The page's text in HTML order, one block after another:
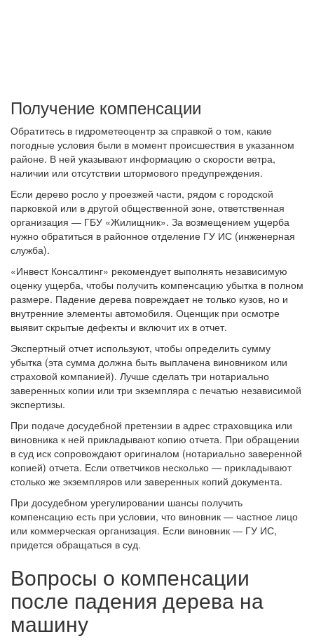
Получение компенсации
Обратитесь в гидрометеоцентр за справкой о том, какие
погодные условия были в момент происшествия в указанном
районе. В ней указывают информацию о скорости ветра,
наличии или отсутствии штормового предупреждения.
Если дерево росло у проезжей части, рядом с городской
парковкой или в другой общественной зоне, ответственная
организация — ГБУ «Жилищник». За возмещением ущерба
нужно обратиться в районное отделение ГУ ИС (инженерная
служба).
«Инвест Консалтинг» рекомендует выполнять независимую
оценку ущерба, чтобы получить компенсацию убытка в полном
размере. Падение дерева повреждает не только кузов, но и
внутренние элементы автомобиля. Оценщик при осмотре
выявит скрытые дефекты и включит их в отчет.
Экспертный отчет используют, чтобы определить сумму
убытка (эта сумма должна быть выплачена виновником или
страховой компанией). Лучше сделать три нотариально
заверенных копии или три экземпляра с печатью независимой
экспертизы.
При подаче досудебной претензии в адрес страховщика или
виновника к ней прикладывают копию отчета. При обращении
в суд иск сопровождают оригиналом (нотариально заверенной
копией) отчета. Если ответчиков несколько — прикладывают
столько же экземпляров или заверенных копий документа.
При досудебном урегулировании шансы получить
компенсацию есть при условии, что виновник — частное лицо
или коммерческая организация. Если виновник — ГУ ИС,
придется обращаться в суд.
Вопросы о компенсации
после падения дерева на
машину